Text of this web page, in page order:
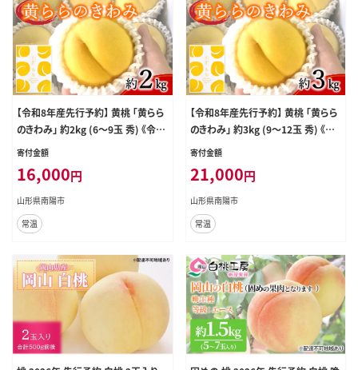
【令和8年産先行予約】 黄桃 「黄らら
のきわみ」 約2kg (6～9玉 秀) 《令和
8年9月中旬～発送》 『南陽中央青果
ト 山形県 南陽市 [1044]
寄付金額
16,000円
山形県南陽市
常温
【令和8年産先行予約】 黄桃 「黄らら
のきわみ」 約3kg (9～12玉 秀) 《令
和8年9月中旬～発送》 『南陽中央青
ート 山形県 南陽市 [1045]
寄付金額
21,000円
山形県南陽市
常温